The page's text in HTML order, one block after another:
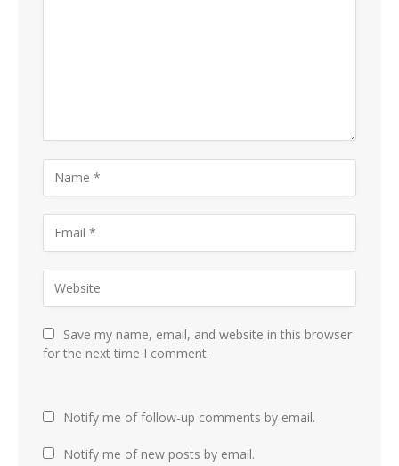
Save my name, email, and website in this browser
for the next time I comment.
Notify me of follow-up comments by email.
Notify me of new posts by email.